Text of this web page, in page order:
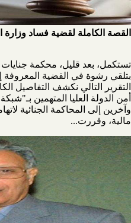
القصة الكاملة لقضية فساد وزارة
بتلقي رشوة في القضية المعروفة
التقرير التالي نكشف التفاصيل
أمن الدولة العليا المتهمين
وآخرين إلى المحاكمة الجنائية
مالية، وقررت...